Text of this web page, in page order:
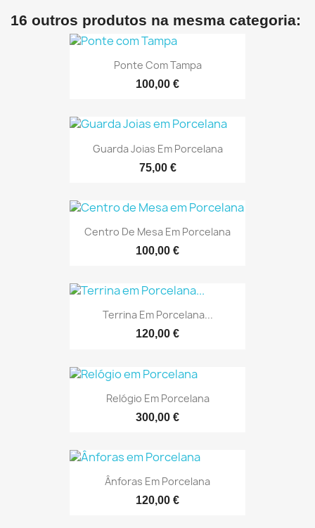
16 outros produtos na mesma categoria:
Ponte Com Tampa
100,00 €
Guarda Joias Em Porcelana
75,00 €
Centro De Mesa Em Porcelana
100,00 €
Terrina Em Porcelana...
120,00 €
Relógio Em Porcelana
300,00 €
Ânforas Em Porcelana
120,00 €